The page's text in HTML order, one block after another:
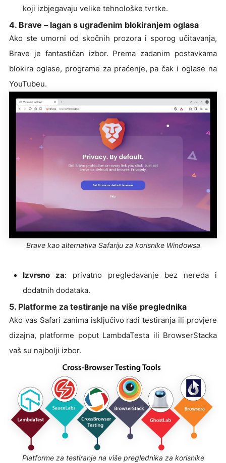
koji izbjegavaju velike tehnološke tvrtke.
4. Brave – lagan s ugrađenim blokiranjem oglasa
Ako ste umorni od skočnih prozora i sporog učitavanja,
Brave je fantastičan izbor. Prema zadanim postavkama
blokira oglase, programe za praćenje, pa čak i oglase na
YouTubeu.
Brave kao alternativa Safariju za korisnike Windowsa
Izvrsno za: privatno pregledavanje bez nereda i
dodatnih dodataka.
5. Platforme za testiranje na više preglednika
Ako vas Safari zanima isključivo radi testiranja ili provjere
dizajna, platforme poput LambdaTesta ili BrowserStacka
vaš su najbolji izbor.
Platforme za testiranje na više preglednika za korisnike